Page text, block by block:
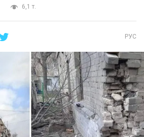
6,1 т.
РУС